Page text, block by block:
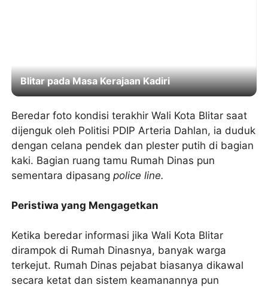
Blitar pada Masa Kerajaan Kadiri
Beredar foto kondisi terakhir Wali Kota Blitar saat
dijenguk oleh Politisi PDIP Arteria Dahlan, ia duduk
dengan celana pendek dan plester putih di bagian
kaki. Bagian ruang tamu Rumah Dinas pun
sementara dipasangpolice line.
Peristiwa yang Mengagetkan
Ketika beredar informasi jika Wali Kota Blitar
dirampok di Rumah Dinasnya, banyak warga
terkejut. Rumah Dinas pejabat biasanya dikawal
secara ketat dan sistem keamanannya pun